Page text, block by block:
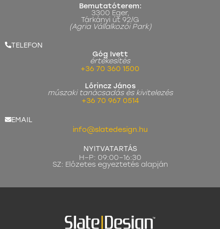
Bemutatóterem:
3300 Eger,
Tárkányi út 92/G
(Agria Vállalkozói Park)
TELEFON
Góg Ivett
értékesítés
+36 70 360 1500
Lőrincz János
műszaki tanácsadás és kivitelezés
+36 70 967 0514
EMAIL
info@slatedesign.hu
NYITVATARTÁS
H–P: 09:00–16:30
SZ: Előzetes egyeztetés alapján